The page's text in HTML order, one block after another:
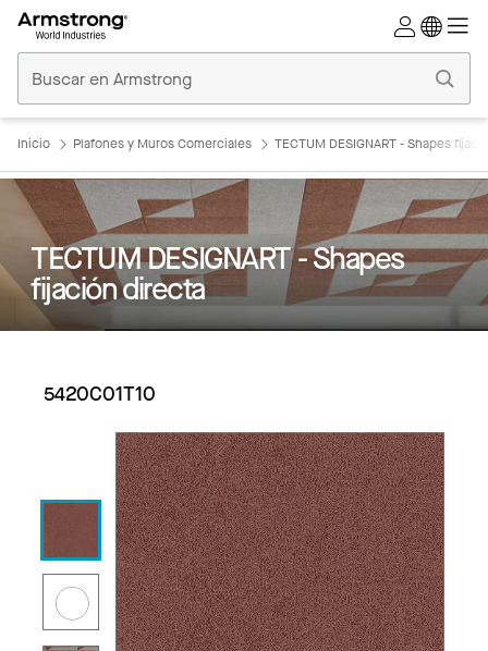
Comerciales
Inicio
Inicio Plafones y Muros Comerciales TECTUM DESIGNART - Shapes
TECTUM DESIGNART - Shapes
fijación directa
5420C01T10